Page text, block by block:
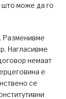
што може да го
Разменивме
Нагласивме
немаат
е
се